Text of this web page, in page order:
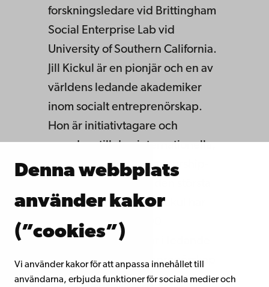
Denna webbplats
använder kakor
(”cookies”)
Vi använder kakor för att anpassa innehållet till
användarna, erbjuda funktioner för sociala medier och
forskningsledare vid Brittingham
Social Enterprise Lab vid
University of Southern California.
Jill Kickul är en pionjär och en av
världens ledande akademiker
inom socialt entreprenörskap.
Hon är initiativtagare och
grundare till den internationella,
årliga Social Entrepreneurship-
inom sitt område. Jill Kickul har
publicerat mer än 100
vetenskapliga artiklar i ledande
tidskrifter inom entreprenörskap
och ledarskap. Hennes mest